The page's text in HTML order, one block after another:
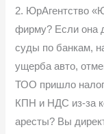
2. ЮрАгентство
фирму? Если она
суды по банкам,
ущерба авто,
ТОО пришло
КПН и НДС из-за
аресты? Вы